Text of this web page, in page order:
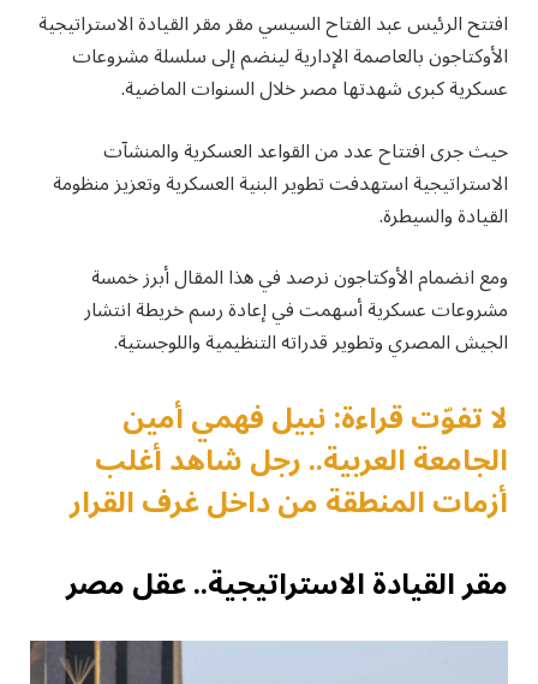
افتتح الرئيس عبد الفتاح السيسي مقر مقر القيادة الاستراتيجية
الأوكتاجون بالعاصمة الإدارية لينضم إلى سلسلة مشروعات
عسكرية كبرى شهدتها مصر خلال السنوات الماضية.
حيث جرى افتتاح عدد من القواعد العسكرية والمنشآت
الاستراتيجية استهدفت تطوير البنية العسكرية وتعزيز منظومة
القيادة والسيطرة.
ومع انضمام الأوكتاجون نرصد في هذا المقال أبرز خمسة
مشروعات عسكرية أسهمت في إعادة رسم خريطة انتشار
الجيش المصري وتطوير قدراته التنظيمية واللوجستية.
لا تفوّت قراءة: نبيل فهمي أمين
الجامعة العربية.. رجل شاهد أغلب
أزمات المنطقة من داخل غرف القرار
مقر القيادة الاستراتيجية.. عقل مصر